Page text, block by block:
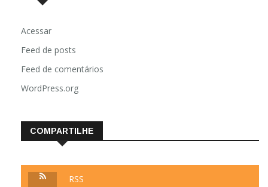
Acessar
Feed de posts
Feed de comentários
WordPress.org
COMPARTILHE
RSS